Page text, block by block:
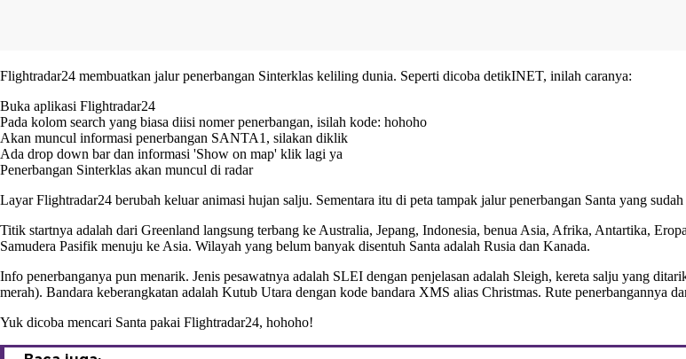
Flightradar24 membuatkan jalur penerbangan Sinterklas keliling dunia. Seperti dicoba detikINET, inilah caranya:
Buka aplikasi Flightradar24
Pada kolom search yang biasa diisi nomer penerbangan, isilah kode: hohoho
Akan muncul informasi penerbangan SANTA1, silakan diklik
Ada drop down bar dan informasi 'Show on map' klik lagi ya
Penerbangan Sinterklas akan muncul di radar
Layar Flightradar24 berubah keluar animasi hujan salju. Sementara itu di peta tampak jalur penerbangan Santa yang
Titik startnya adalah dari Greenland langsung terbang ke Australia, Jepang, Indonesia, benua Asia, Afrika, Antartika,
Samudera Pasifik menuju ke Asia. Wilayah yang belum banyak disentuh Santa adalah Rusia dan Kanada.
Info penerbanganya pun menarik. Jenis pesawatnya adalah SLEI dengan penjelasan adalah Sleigh, kereta salju yang
merah). Bandara keberangkatan adalah Kutub Utara dengan kode bandara XMS alias Christmas. Rute penerbangannya
Yuk dicoba mencari Santa pakai Flightradar24, hohoho!